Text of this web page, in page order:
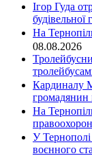
Ігор Гуда
будівельної
На
08.08.2026
Кардиналу
громадянин
На
У Тернополі
воєнного